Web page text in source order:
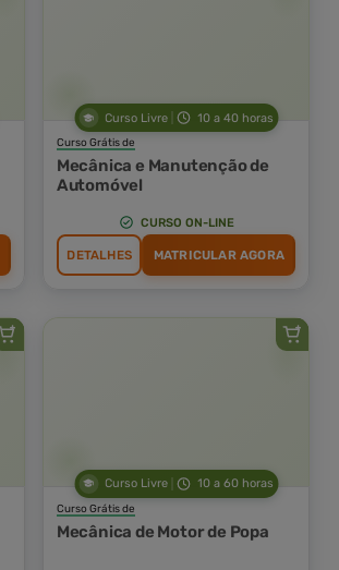
Curso Livre 10 a 40 horas
Curso Grátis de
Mecânica e Manutenção de
Automóvel
CURSO ON-LINE
DETALHES MATRICULAR AGORA
Curso Livre 10 a 60 horas
Curso Grátis de
Mecânica de Motor de Popa